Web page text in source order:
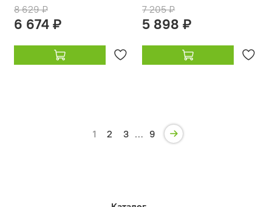
8 629 ₽
6 674 ₽
7 205 ₽
5 898 ₽
1 2 3 … 9